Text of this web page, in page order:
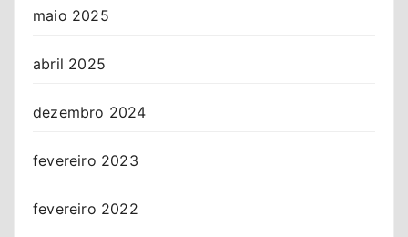
maio 2025
abril 2025
dezembro 2024
fevereiro 2023
fevereiro 2022